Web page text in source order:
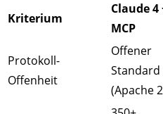
Kriterium
Claude 4
MCP
Protokoll-
Offenheit
Offener
Standard
(Apache